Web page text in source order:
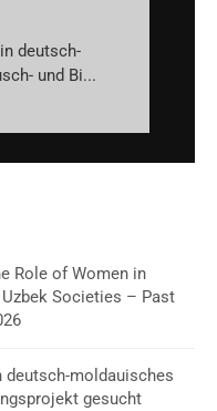
deutsch-
und Bi...
Role of Women in
Uzbek Societies – Past
deutsch-moldauisches
gesucht